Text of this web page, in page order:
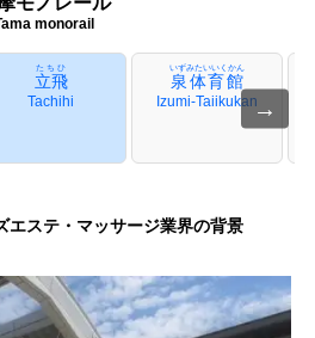
monorail
立飛
たちひ
Tachihi
泉体育館
いずみたいいくかん
Izumi-Taiikukan→
エステ・マッサージ業界の背景